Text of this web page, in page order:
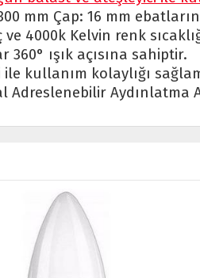
mm Çap: 16 mm
ve 4000k Kelvin renk
360° ışık açısına sahiptir.
ile kullanım kolaylığı
Adreslenebilir